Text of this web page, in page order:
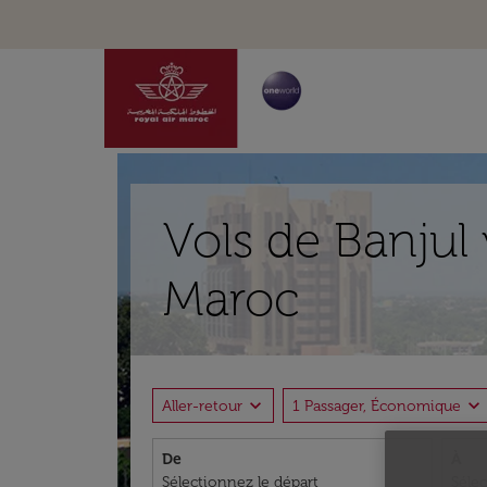
Vols de
Maroc
Aller-retour expand_more 1 Passager, Économique expand_more
De